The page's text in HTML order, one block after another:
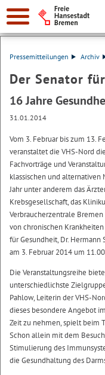
Suche:
Pressemitteilungen Archiv
Der Senator
16 Jahre
31.01.2014
Vom 3. Februar bis zum 13.
veranstaltet die VHS-Nord
Fachvorträge und
klassischen und alternativen
Jahr unter anderem das
Krebsgesellschaft, das
Verbraucherzentrale
von chronischen
für Gesundheit, Dr.
am 3. Februar 2014 um
Die Veranstaltungsreihe
unterschiedlichste
Pahlow, Leiterin der VHS-
dieses besondere Angebot
Zeit zu nehmen, spielt beim
Schon allein mit dem
Stimulierung des
die Gesundhaltung des